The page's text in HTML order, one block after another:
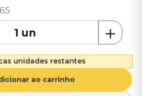
65
＋
unidades restantes
ao carrinho